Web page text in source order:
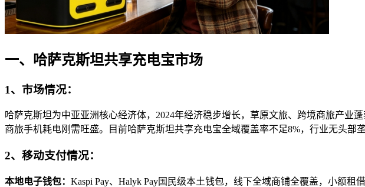
一、哈萨克斯坦共享充电宝市场
1、市场情况：
哈萨克斯坦为中亚亚洲核心经济体，2024年经济稳步增长，草原文旅、跨境商旅产业
商旅手机耗电刚需旺盛。目前哈萨克斯坦共享充电宝全域覆盖率不足8%，行业无头
2、移动支付情况：
本地电子钱包： Kaspi Pay、Halyk Pay国民级本土钱包，线下全域商铺全覆盖，小额租借